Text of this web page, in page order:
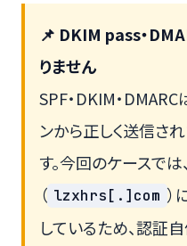
📌 DKIM pass・
りません
SPF・DKIM・
ンから正しく送信さ
す。今回のケースで
（ lzxhrs[.]com ）
しているため、認証